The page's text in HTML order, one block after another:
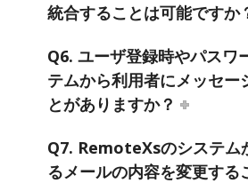
統合することは可能ですか
Q6. ユーザ登録時やパスワ
テムから利用者にメッセー
とがありますか？
Q7. RemoteXsのシステム
るメールの内容を変更する